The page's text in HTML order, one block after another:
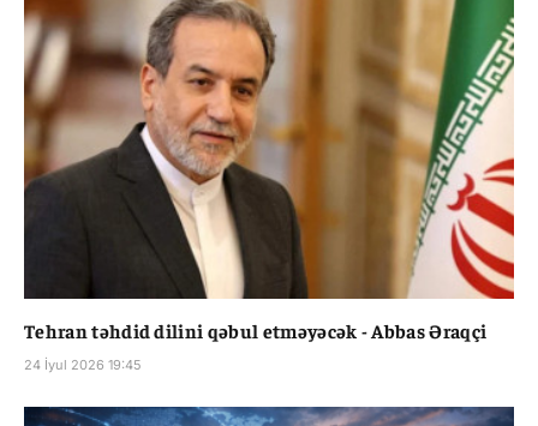
Tehran təhdid dilini qəbul etməyəcək - Abbas Əraqçi
24 İyul 2026 19:45